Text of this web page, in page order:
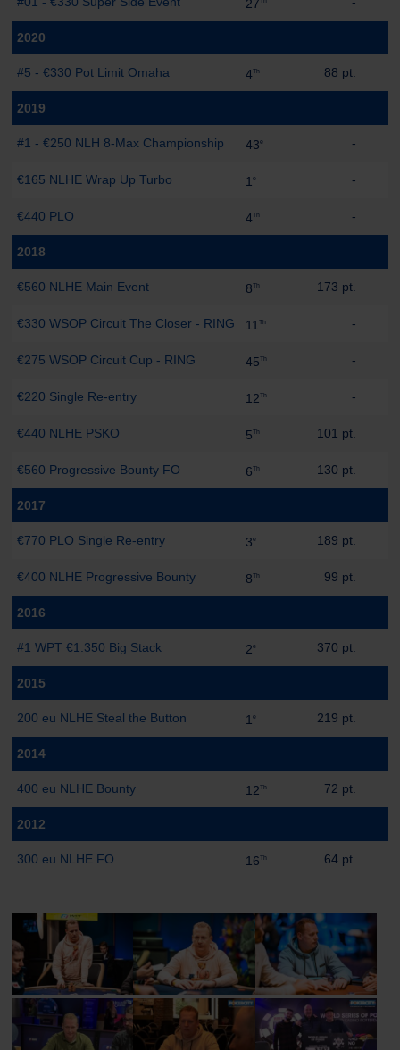
27
2020
#5 - €330 Pot Limit Omaha 4Th 88 pt.
2019
#1 - €250 NLH 8-Max Championship 43e -
€165 NLHE Wrap Up Turbo 1e -
€440 PLO 4Th -
2018
€560 NLHE Main Event 8Th 173 pt.
€330 WSOP Circuit The Closer - RING 11Th -
€275 WSOP Circuit Cup - RING 45Th -
€220 Single Re-entry 12Th -
€440 NLHE PSKO 5Th 101 pt.
€560 Progressive Bounty FO 6Th 130 pt.
2017
€770 PLO Single Re-entry 3e 189 pt.
€400 NLHE Progressive Bounty 8Th 99 pt.
2016
#1 WPT €1.350 Big Stack 2e 370 pt.
2015
200 eu NLHE Steal the Button 1e 219 pt.
2014
400 eu NLHE Bounty 12Th 72 pt.
2012
300 eu NLHE FO 16Th 64 pt.